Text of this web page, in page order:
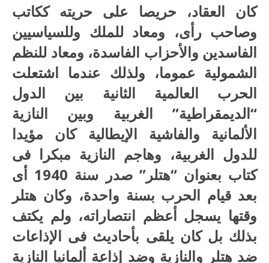
كان العقاد، حريصا على حريته ككاتب
وصاحب رأى، ومعاد للملك وللسياسيين
الفاسدين والأحزاب الفاسدة، ومعاد للنظم
الشمولية عموما، ولذلك عندما اشتعلت
الحرب العالمية الثانية بين الدول
“الديمقراطية” الغربية وبين النازية
الألمانية والفاشية الإيطالية كان مؤيدا
للدول الغربية، وهاجم النازية مبكرا فى
كتاب بعنوان “هتلر” صدر سنة 1940 أى
بعد قيام الحرب بسنة واحدة، وكان هتلر
وقتها يسجل أعظم انتصاراته، ولم يكتف
بذلك بل كان يلقى بأحاديث فى الإذاعات
ضد هتلر والنازية وضد إذاعة ألمانيا النازية